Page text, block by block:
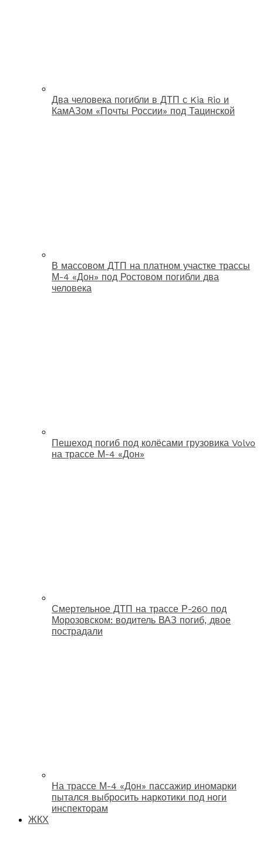
Два человека погибли в ДТП с Kia Rio и
КамАЗом «Почты России» под Тацинской
В массовом ДТП на платном участке трассы
М-4 «Дон» под Ростовом погибли два
человека
Пешеход погиб под колёсами грузовика Volvo
на трассе М-4 «Дон»
Смертельное ДТП на трассе Р-260 под
Морозовском: водитель ВАЗ погиб, двое
пострадали
На трассе М-4 «Дон» пассажир иномарки
пытался выбросить наркотики под ноги
инспекторам
ЖКХ